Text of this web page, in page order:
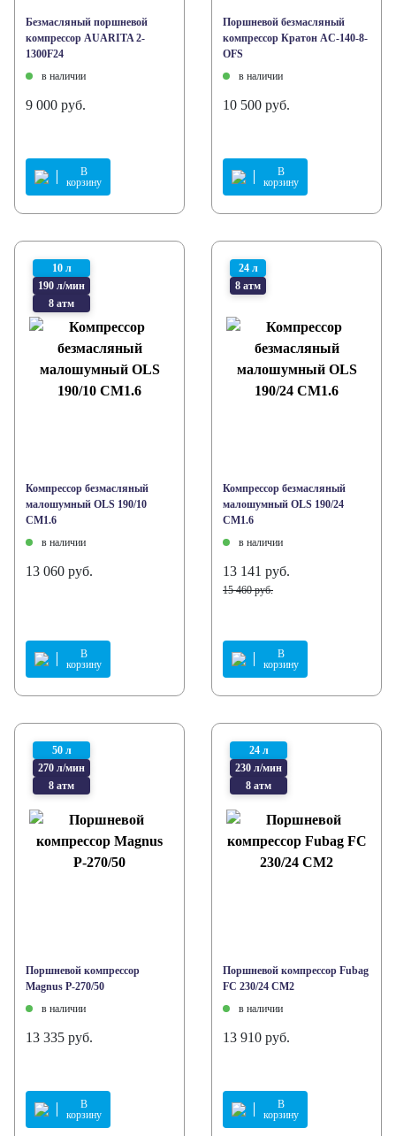
Безмасляный поршневой
компрессор AUARITA 2-
1300F24
в наличии
9 000 руб.
В
корзину
Поршневой безмасляный
компрессор Кратон AC-140-8-
OFS
в наличии
10 500 руб.
В
корзину
10 л
190 л/мин
8 атм
Компрессор безмасляный
малошумный OLS 190/10
CM1.6
в наличии
13 060 руб.
В
корзину
24 л
8 атм
Компрессор безмасляный
малошумный OLS 190/24
CM1.6
в наличии
13 141 руб.
15 460 руб.
В
корзину
50 л
270 л/мин
8 атм
Поршневой компрессор
Magnus P-270/50
в наличии
13 335 руб.
В
корзину
24 л
230 л/мин
8 атм
Поршневой компрессор Fubag
FС 230/24 CM2
в наличии
13 910 руб.
В
корзину